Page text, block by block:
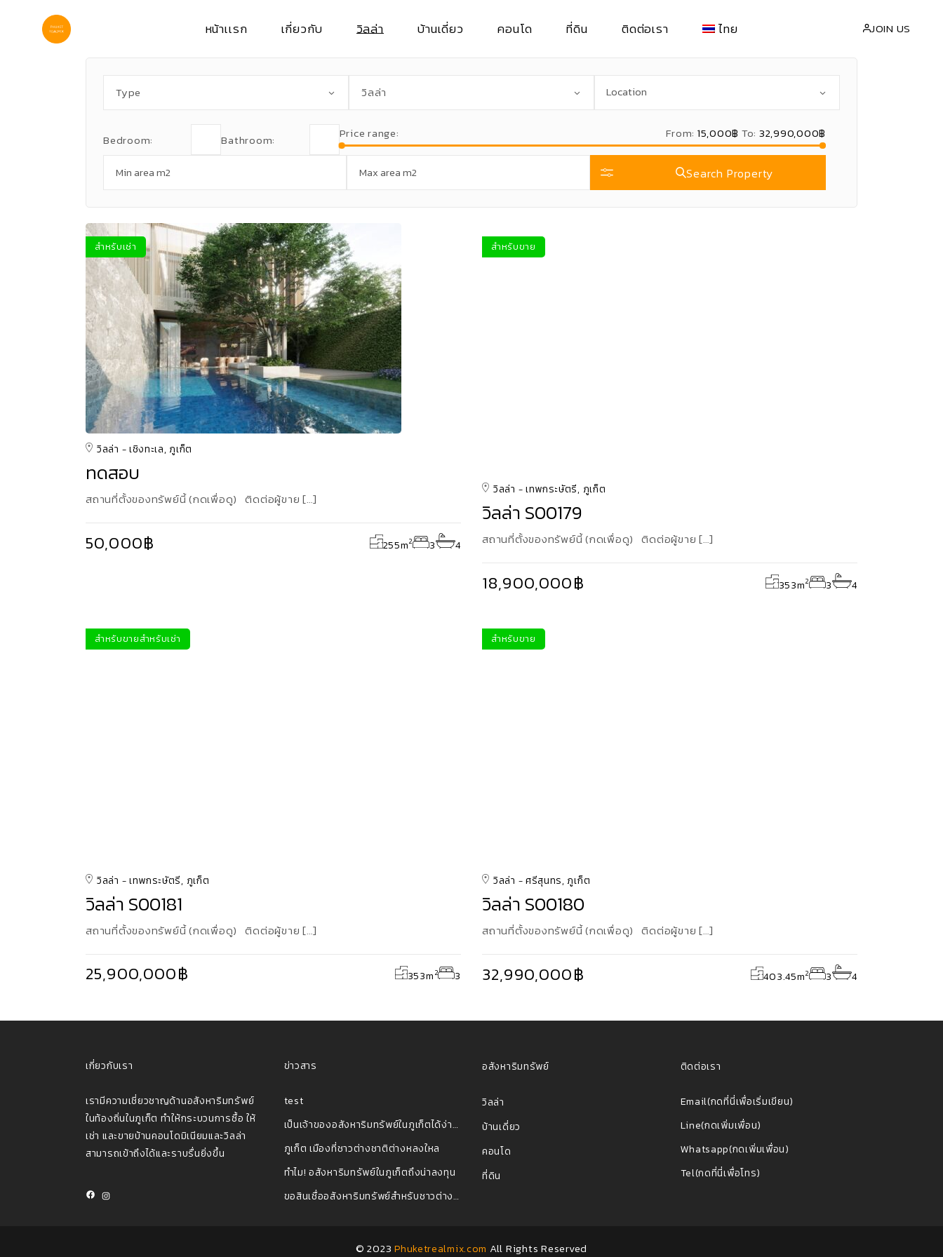
หน้าเเรก เกี่ยวกับ วิลล่า
วิลล่าสำหรับเช่า
บ้านเดี่ยว คอนโด ที่ดิน
ที่ดินสำหรับเช่า
ติดต่อเรา ไทย JOIN US
Type วิลล่า
Bedroom: Bathroom: Price range: From: 15,000฿ To: 32,990,000฿
Search Property
สำหรับเช่า
วิลล่า เชิงทะเล, ภูเก็ต
ทดสอบ
สถานที่ตั้งของทรัพย์นี้ (กดเพื่อดู) ติดต่อผู้ขาย […]
50,000฿ 255m2 3 4
สำหรับขาย
วิลล่า เทพกระษัตรี, ภูเก็ต
วิลล่า S00179
สถานที่ตั้งของทรัพย์นี้ (กดเพื่อดู) ติดต่อผู้ขาย […]
18,900,000฿ 353m2 3 4
สำหรับขายสำหรับเช่า
วิลล่า เทพกระษัตรี, ภูเก็ต
วิลล่า S00181
สถานที่ตั้งของทรัพย์นี้ (กดเพื่อดู) ติดต่อผู้ขาย […]
25,900,000฿ 353m 2 3
สำหรับขาย
วิลล่า ศรีสุนทร, ภูเก็ต
วิลล่า S00180
สถานที่ตั้งของทรัพย์นี้ (กดเพื่อดู) ติดต่อผู้ขาย […]
32,990,000฿ 403.45m2 3 4
เกี่ยวกับเรา
เรามีความเชี่ยวชาญด้านอสังหาริมทรัพย์
ในท้องถิ่นในภูเก็ต ทําให้กระบวนการซื้อ ให้
เช่า และขายบ้านคอนโดมิเนียมและวิลล่า
สามารถเข้าถึงได้และราบรื่นยิ่งขึ้น
Facebook
Instagram
ข่าวสาร
test
เป็นเจ้าของอสังหาริมทรัพย์ในภูเก็ตได้ง่ายๆ เพียง 4 ขั้นตอน
ภูเก็ต เมืองที่ชาวต่างชาติต่างหลงใหล
ทำไม! อสังหาริมทรัพย์ในภูเก็ตถึงน่าลงทุน
ขอสินเชื่ออสังหาริมทรัพย์สำหรับชาวต่างชาติ ใช้เอกสารอะไรบ้าง?
อสังหาริมทรัพย์
วิลล่า
บ้านเดี่ยว
คอนโด
ที่ดิน
ติดต่อเรา
Email(กดที่นี่เพื่อเริ่มเขียน)
Line(กดเพิ่มเพื่อน)
Whatsapp(กดเพิ่มเพื่อน)
Tel(กดที่นี่เพื่อโทร)
© 2023Phuketrealmix.com All Rights Reserved